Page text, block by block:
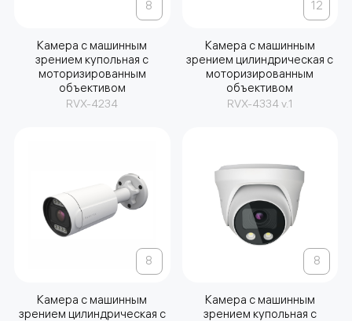
8
Камера с машинным
зрением купольная с
моторизированным
объективом
RVX-4234
12
Камера с машинным
зрением цилиндрическая с
моторизированным
объективом
RVX-4334 v.1
8
Камера с машинным
зрением цилиндрическая с
8
Камера с машинным
зрением купольная с